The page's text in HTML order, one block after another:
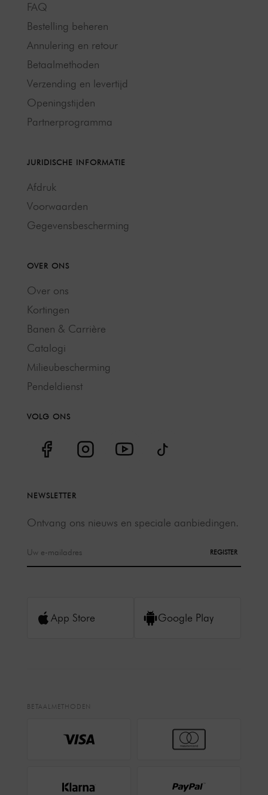
FAQ
Bestelling beheren
Annulering en retour
Betaalmethoden
Verzending en levertijd
Openingstijden
Partnerprogramma
JURIDISCHE INFORMATIE
Afdruk
Voorwaarden
Gegevensbescherming
OVER ONS
Over ons
Kortingen
Banen & Carrière
Catalogi
Milieubescherming
Pendeldienst
VOLG ONS
NEWSLETTER
Ontvang ons nieuws en speciale aanbiedingen.
REGISTER
App Store Google Play
BETAALMETHODEN